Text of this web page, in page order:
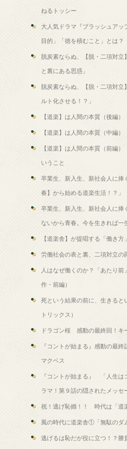
ねるトッシー
大人気ドラマ『ブラッシュア
目的」「徳を積むこと」とは？
脱炭素ならぬ、【脱・二項対立
と裏にある思惑」
脱炭素ならぬ、【脱・二項対立
ルト化させる！？」
【道楽】は人間の本質（後編）
【道楽】は人間の本質（中編
【道楽】は人間の本質（前編
いうこと
卒業生、新入生、新社会人に捧
春】から始める道楽生活！？」
卒業生、新入生、新社会人に捧
ないから青春。今を生きれば一
【道楽舎】が提唱する「働き方
労働社会の表と裏、二項対立の
人はなぜ働くのか？「あたり
作・前編）
死という結果の前に、生きると
トリックス）
ドラゴン桜 感動の最終回！キ
『コントが始まる』感動の最
マクベス
『コントが始まる』 「人生は
ラマ！第９話の隠されたメッセ
祝！逃げ恥婚！！ 時代は「道
風の時代に道楽舎①「無駄のダ
逃げるは恥だが役に立つ！？勝